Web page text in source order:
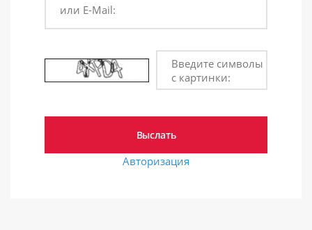
или E-Mail:
Введите символы
с картинки:
Авторизация